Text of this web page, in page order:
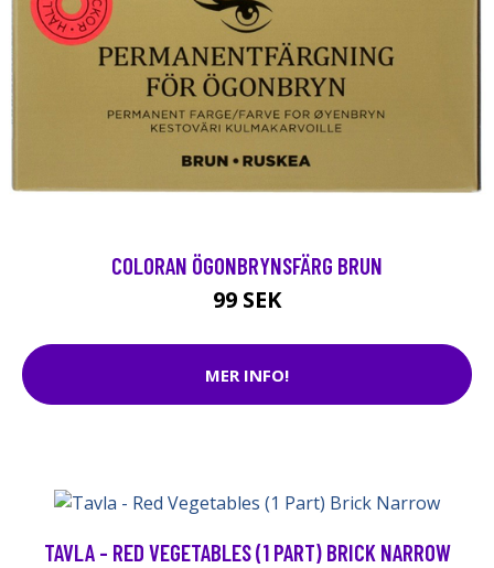
COLORAN ÖGONBRYNSFÄRG BRUN
99 SEK
MER INFO!
TAVLA - RED VEGETABLES (1 PART) BRICK NARROW